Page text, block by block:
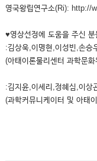
영국왕립연구소(Ri): http://
♥영상선정에 도움을 주신 분
:김상욱,이명현,이성빈,손승
(아태이론물리센터 과학문화
:김지윤,이세리,정혜심,이상
(과학커뮤니케이터 및 아태